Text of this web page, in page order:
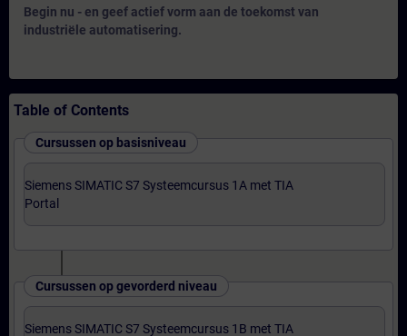
Begin nu - en geef actief vorm aan de toekomst van
industriële automatisering.
Table of Contents
Cursussen op basisniveau
Siemens SIMATIC S7 Systeemcursus 1A met TIA
Portal
Cursussen op gevorderd niveau
Siemens SIMATIC S7 Systeemcursus 1B met TIA